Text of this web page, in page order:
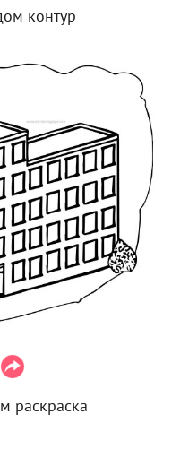
контур
раскраска